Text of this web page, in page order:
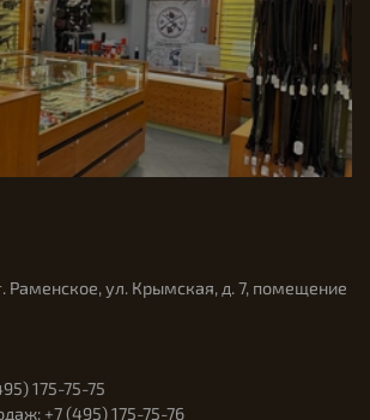
Раменское, ул. Крымская, д. 7, помещение
175-75-75
+7 (495) 175-75-76